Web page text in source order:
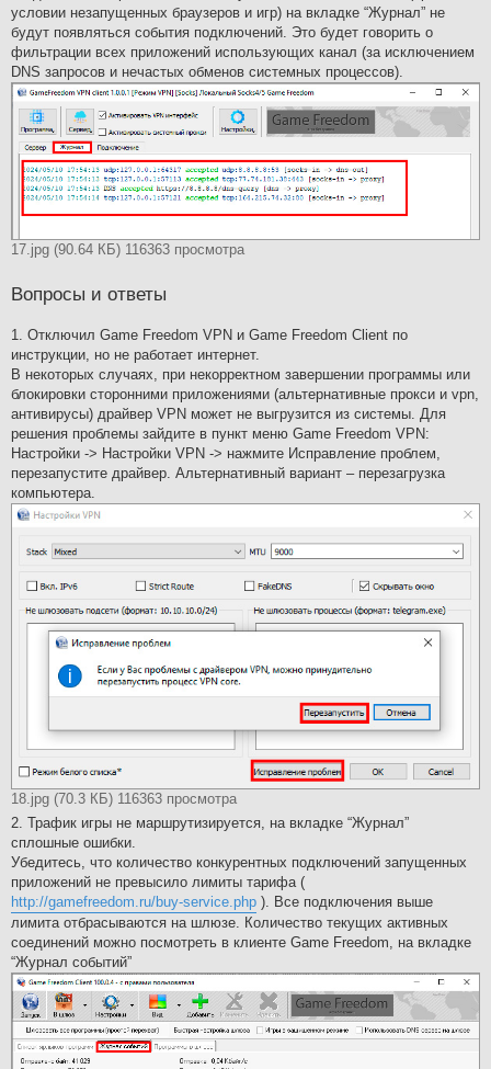
условии незапущенных браузеров и игр) на вкладке “Журнал” не
будут появляться события подключений. Это будет говорить о
фильтрации всех приложений использующих канал (за исключением
DNS запросов и нечастых обменов системных процессов).
17.jpg (90.64 КБ) 116363 просмотра
Вопросы и ответы
1. Отключил Game Freedom VPN и Game Freedom Client по
инструкции, но не работает интернет.
В некоторых случаях, при некорректном завершении программы или
блокировки сторонними приложениями (альтернативные прокси и vpn,
антивирусы) драйвер VPN может не выгрузится из системы. Для
решения проблемы зайдите в пункт меню Game Freedom VPN:
Настройки -> Настройки VPN -> нажмите Исправление проблем,
перезапустите драйвер. Альтернативный вариант – перезагрузка
компьютера.
18.jpg (70.3 КБ) 116363 просмотра
2. Трафик игры не маршрутизируется, на вкладке “Журнал”
сплошные ошибки.
Убедитесь, что количество конкурентных подключений запущенных
приложений не превысило лимиты тарифа (
http://gamefreedom.ru/buy-service.php ). Все подключения выше
лимита отбрасываются на шлюзе. Количество текущих активных
соединений можно посмотреть в клиенте Game Freedom, на вкладке
“Журнал событий”